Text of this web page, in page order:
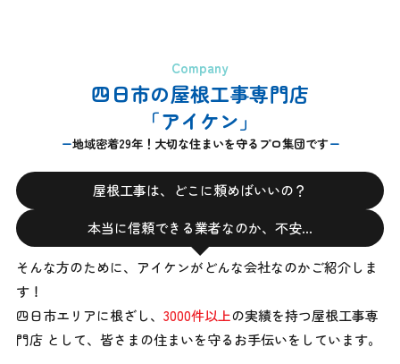
Company
四日市の屋根工事専門店
「アイケン」
地域密着29年！大切な住まいを守るプロ集団です
屋根工事は、どこに頼めばいいの？
本当に信頼できる業者なのか、不安…
そんな方のために、アイケンがどんな会社なのかご紹介しま
す！
四日市エリアに根ざし、 3000件以上の実績を持つ屋根工事専
門店 として、 皆さまの住まいを守るお手伝いをしています。